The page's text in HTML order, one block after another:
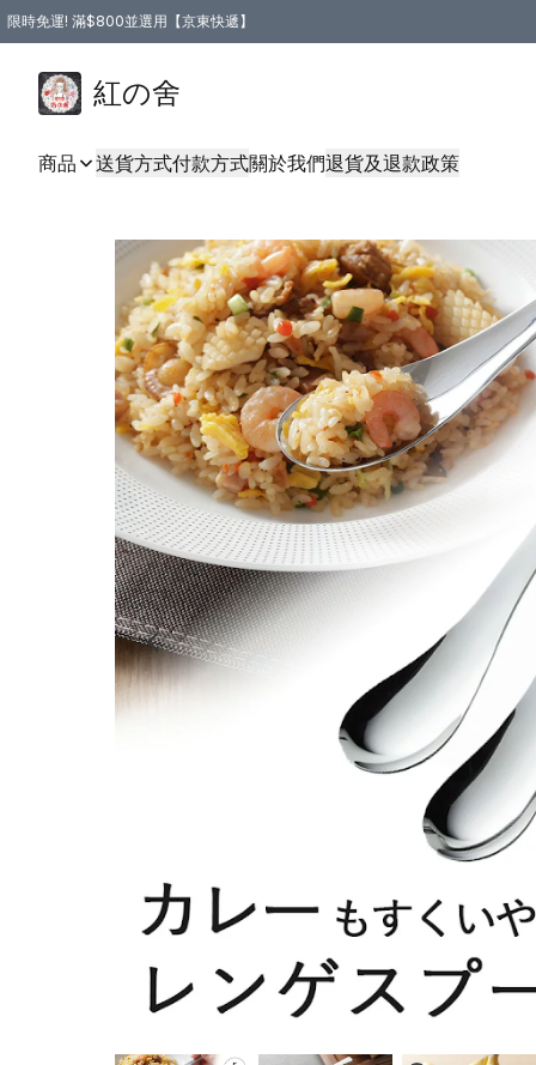
限時免運! 滿$800並選用【京東快遞】
紅の舍
商品 送貨方式付款方式關於我們退貨及退款政策